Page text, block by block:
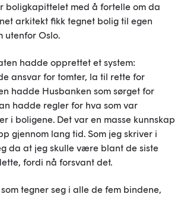
boligkapittelet med å fortelle om da
arkitekt fikk tegnet bolig til egen
utenfor Oslo.
hadde opprettet et system:
ansvar for tomter, la til rette for
hadde Husbanken som sørget for
hadde regler for hva som var
i boligene. Det var en masse kunnskap
gjennom lang tid. Som jeg skriver i
da at jeg skulle være blant de siste
fordi nå forsvant det.
tegner seg i alle de fem bindene,